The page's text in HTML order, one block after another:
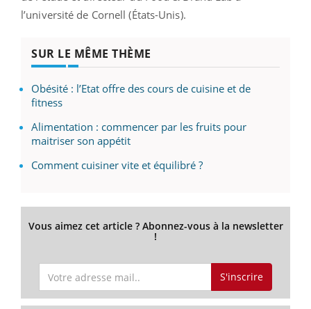
l’université de Cornell (États-Unis).
SUR LE MÊME THÈME
Obésité : l’Etat offre des cours de cuisine et de
fitness
Alimentation : commencer par les fruits pour
maitriser son appétit
Comment cuisiner vite et équilibré ?
Vous aimez cet article ? Abonnez-vous à la newsletter
!
S'inscrire